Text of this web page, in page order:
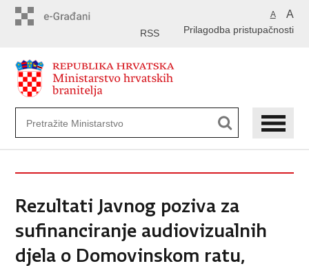
A A
Prilagodba pristupačnosti
RSS
Rezultati Javnog poziva za
sufinanciranje audiovizualnih
djela o Domovinskom ratu,